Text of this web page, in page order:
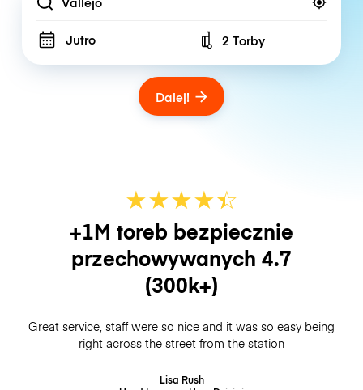
Location
Jutro Number of bags
2 Torby
Dalej!
★★★★☆
★
+1M toreb bezpiecznie
przechowywanych 4.7
(300k+)
Great service, staff were so nice and it was so easy being
right across the street from the station
Lisa Rush